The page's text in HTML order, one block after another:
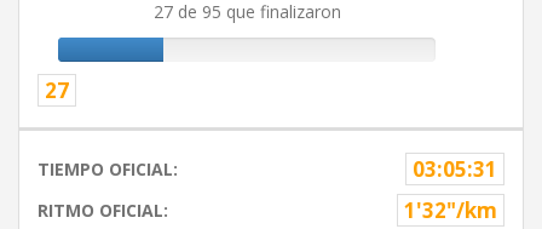
27 de 95 que finalizaron
27
TIEMPO OFICIAL: 03:05:31
RITMO OFICIAL: 1'32"/km